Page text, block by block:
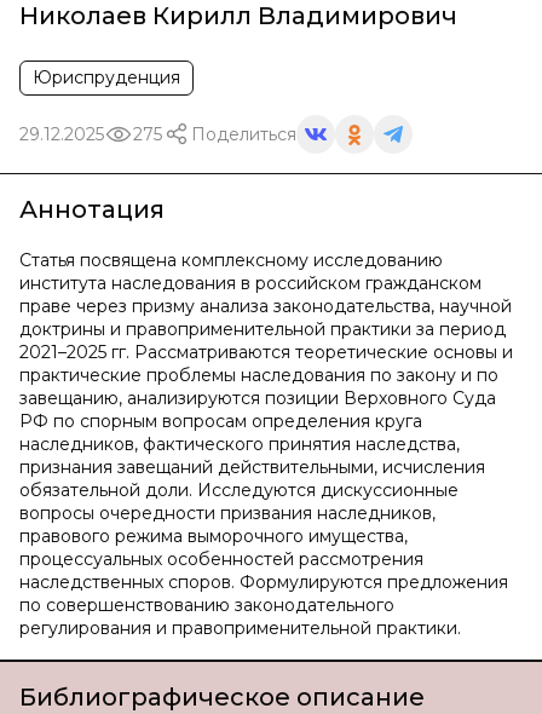
Николаев Кирилл Владимирович
Юриспруденция
29.12.2025 275 Поделиться
Аннотация
Статья посвящена комплексному исследованию
института наследования в российском гражданском
праве через призму анализа законодательства, научной
доктрины и правоприменительной практики за период
2021–2025 гг. Рассматриваются теоретические основы и
практические проблемы наследования по закону и по
завещанию, анализируются позиции Верховного Суда
РФ по спорным вопросам определения круга
наследников, фактического принятия наследства,
признания завещаний действительными, исчисления
обязательной доли. Исследуются дискуссионные
вопросы очередности призвания наследников,
правового режима выморочного имущества,
процессуальных особенностей рассмотрения
наследственных споров. Формулируются предложения
по совершенствованию законодательного
регулирования и правоприменительной практики.
Библиографическое описание